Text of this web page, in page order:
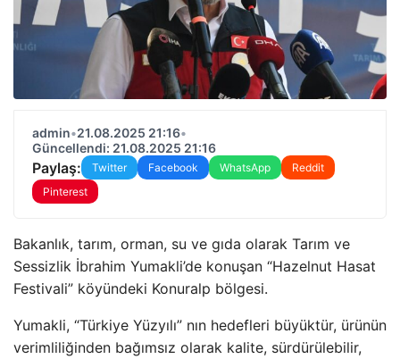
admin•21.08.2025 21:16•
Güncellendi: 21.08.2025 21:16
Paylaş: Twitter Facebook WhatsApp
Reddit
Pinterest
Bakanlık, tarım, orman, su ve gıda olarak Tarım ve
Sessizlik İbrahim Yumakli’de konuşan “Hazelnut Hasat
Festivali” köyündeki Konuralp bölgesi.
Yumakli, “Türkiye Yüzyılı” nın hedefleri büyüktür, ürünün
verimliliğinden bağımsız olarak kalite, sürdürülebilir,